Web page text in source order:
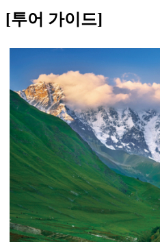
[투어 가이드]